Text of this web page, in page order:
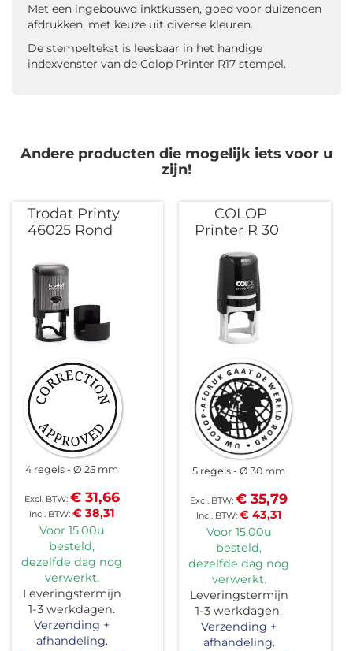
Met een ingebouwd inktkussen, goed voor duizenden
afdrukken, met keuze uit diverse kleuren.
De stempeltekst is leesbaar in het handige
indexvenster van de Colop Printer R17 stempel.
Andere producten die mogelijk iets voor u
zijn!
Trodat Printy
46025 Rond
4 regels Ø 25 mm
€ 38,31
€ 31,66
Voor 15.00u
besteld,
dezelfde dag nog
verwerkt.
Leveringstermijn
1-3 werkdagen.
Verzending +
afhandeling.
COLOP
Printer R 30
5 regels Ø 30 mm
€ 43,31
€ 35,79
Voor 15.00u
besteld,
dezelfde dag nog
verwerkt.
Leveringstermijn
1-3 werkdagen.
Verzending +
afhandeling.